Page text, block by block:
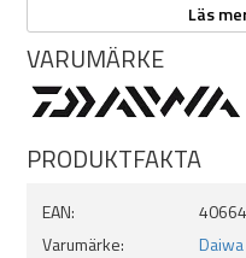
2/0 fram 1/0 bak,
Läs
VARUMÄRKE
PRODUKTFAKTA
EAN:
Varumärke:
Daiwa